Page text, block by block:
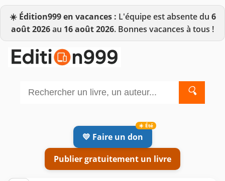
☀️ Édition999 en vacances : L'équipe est absente du 6
août 2026au 16 août 2026. Bonnes vacances à tous !
🔍
💛 Faire un don
Publier gratuitement un livre